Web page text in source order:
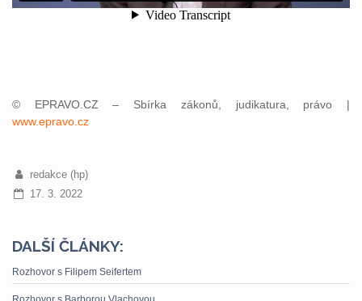
© EPRAVO.CZ – Sbírka zákonů, judikatura, právo |
www.epravo.cz
redakce (hp)
17. 3. 2022
DALŠÍ ČLÁNKY:
Rozhovor s Filipem Seifertem